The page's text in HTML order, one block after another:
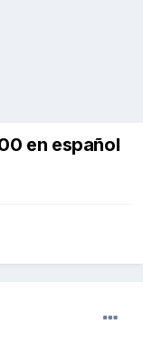
en español